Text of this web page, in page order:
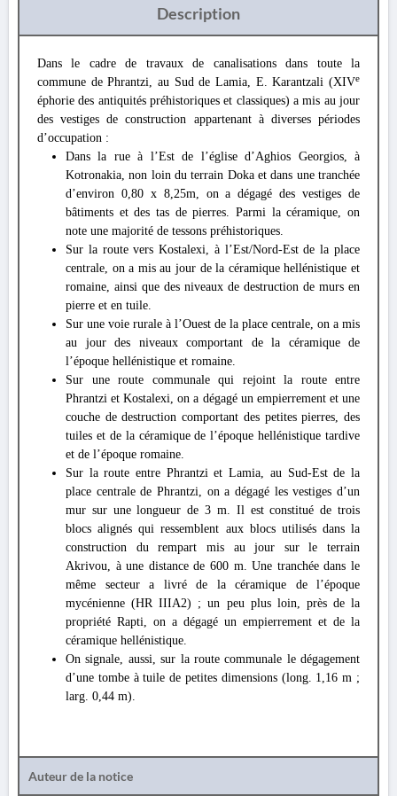
Description
Dans le cadre de travaux de canalisations dans toute la
commune de Phrantzi, au Sud de Lamia, E. Karantzali (XIVe
éphorie des antiquités préhistoriques et classiques) a mis au jour
des vestiges de construction appartenant à diverses périodes
d’occupation :
Dans la rue à l’Est de l’église d’Aghios Georgios, à
Kotronakia, non loin du terrain Doka et dans une tranchée
d’environ 0,80 x 8,25m, on a dégagé des vestiges de
bâtiments et des tas de pierres. Parmi la céramique, on
note une majorité de tessons préhistoriques.
Sur la route vers Kostalexi, à l’Est/Nord-Est de la place
centrale, on a mis au jour de la céramique hellénistique et
romaine, ainsi que des niveaux de destruction de murs en
pierre et en tuile.
Sur une voie rurale à l’Ouest de la place centrale, on a mis
au jour des niveaux comportant de la céramique de
l’époque hellénistique et romaine.
Sur une route communale qui rejoint la route entre
Phrantzi et Kostalexi, on a dégagé un empierrement et une
couche de destruction comportant des petites pierres, des
tuiles et de la céramique de l’époque hellénistique tardive
et de l’époque romaine.
Sur la route entre Phrantzi et Lamia, au Sud-Est de la
place centrale de Phrantzi, on a dégagé les vestiges d’un
mur sur une longueur de 3 m. Il est constitué de trois
blocs alignés qui ressemblent aux blocs utilisés dans la
construction du rempart mis au jour sur le terrain
Akrivou, à une distance de 600 m. Une tranchée dans le
même secteur a livré de la céramique de l’époque
mycénienne (HR IIIA2) ; un peu plus loin, près de la
propriété Rapti, on a dégagé un empierrement et de la
céramique hellénistique.
On signale, aussi, sur la route communale le dégagement
d’une tombe à tuile de petites dimensions (long. 1,16 m ;
larg. 0,44 m).
Auteur de la notice